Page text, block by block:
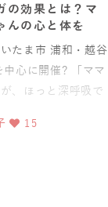
の効果とは？マ
んの心と体を
たま市 浦和・越谷
心に開催? 「ママ
、ほっと深呼吸で
15